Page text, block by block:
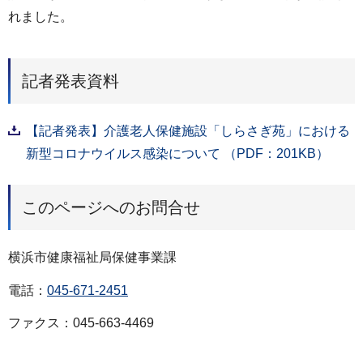
れました。
記者発表資料
【記者発表】介護老人保健施設「しらさぎ苑」における
新型コロナウイルス感染について （PDF：201KB）
このページへのお問合せ
横浜市健康福祉局保健事業課
電話： 045-671-2451
ファクス：045-663-4469